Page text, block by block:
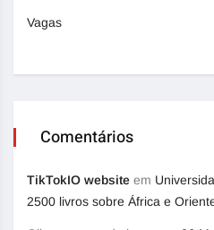
Vagas
Comentários
TikTokIO website em
2500 livros sobre África e